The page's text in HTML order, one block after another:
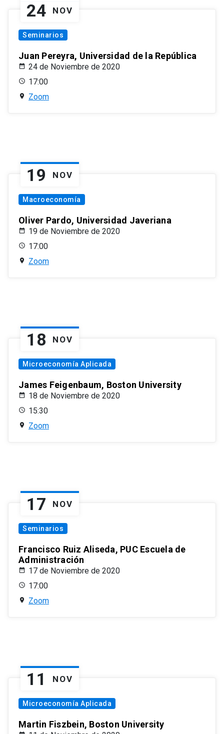
24 NOV
Seminarios
Juan Pereyra, Universidad de la República
24 de Noviembre de 2020
17:00
Zoom
19 NOV
Macroeconomía
Oliver Pardo, Universidad Javeriana
19 de Noviembre de 2020
17:00
Zoom
18 NOV
Microeconomía Aplicada
James Feigenbaum, Boston University
18 de Noviembre de 2020
15:30
Zoom
17 NOV
Seminarios
Francisco Ruiz Aliseda, PUC Escuela de
Administración
17 de Noviembre de 2020
17:00
Zoom
11 NOV
Microeconomía Aplicada
Martin Fiszbein, Boston University